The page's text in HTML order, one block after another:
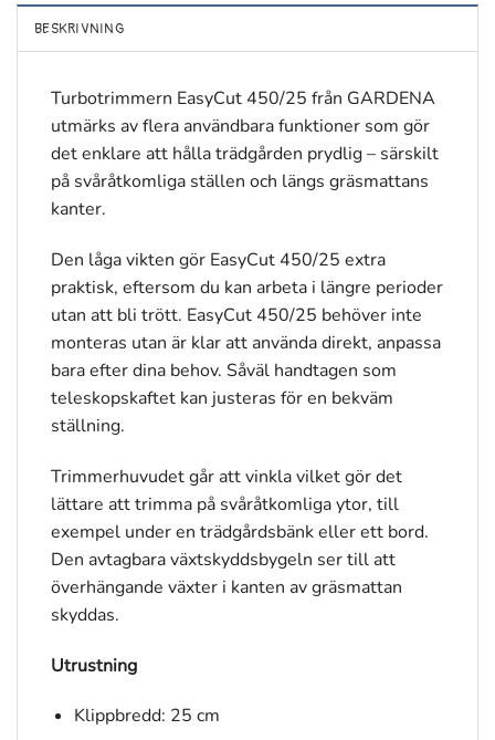
BESKRIVNING
Turbotrimmern EasyCut 450/25 från GARDENA
utmärks av flera användbara funktioner som gör
det enklare att hålla trädgården prydlig – särskilt
på svåråtkomliga ställen och längs gräsmattans
kanter.
Den låga vikten gör EasyCut 450/25 extra
praktisk, eftersom du kan arbeta i längre perioder
utan att bli trött. EasyCut 450/25 behöver inte
monteras utan är klar att använda direkt, anpassa
bara efter dina behov. Såväl handtagen som
teleskopskaftet kan justeras för en bekväm
ställning.
Trimmerhuvudet går att vinkla vilket gör det
lättare att trimma på svåråtkomliga ytor, till
exempel under en trädgårdsbänk eller ett bord.
Den avtagbara växtskyddsbygeln ser till att
överhängande växter i kanten av gräsmattan
skyddas.
Utrustning
Klippbredd: 25 cm